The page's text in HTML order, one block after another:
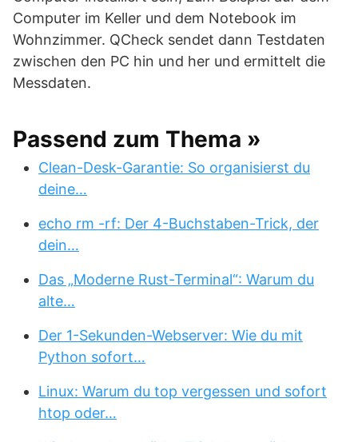
Computer im Keller und dem Notebook im
Wohnzimmer. QCheck sendet dann Testdaten
zwischen den PC hin und her und ermittelt die
Messdaten.
Passend zum Thema »
Clean-Desk-Garantie: So organisierst du
deine…
echo rm -rf: Der 4-Buchstaben-Trick, der
dein…
Das „Moderne Rust-Terminal“: Warum du
alte…
Der 1-Sekunden-Webserver: Wie du mit
Python sofort…
Linux: Warum du top vergessen und sofort
htop oder…